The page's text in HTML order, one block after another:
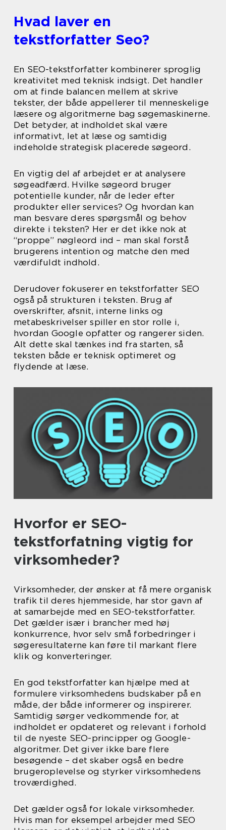
Hvad laver en
tekstforfatter Seo?
En SEO-tekstforfatter kombinerer sproglig
kreativitet med teknisk indsigt. Det handler
om at finde balancen mellem at skrive
tekster, der både appellerer til menneskelige
læsere og algoritmerne bag søgemaskinerne.
Det betyder, at indholdet skal være
informativt, let at læse og samtidig
indeholde strategisk placerede søgeord.
En vigtig del af arbejdet er at analysere
søgeadfærd. Hvilke søgeord bruger
potentielle kunder, når de leder efter
produkter eller services? Og hvordan kan
man besvare deres spørgsmål og behov
direkte i teksten? Her er det ikke nok at
“proppe” nøgleord ind – man skal forstå
brugerens intention og matche den med
værdifuldt indhold.
Derudover fokuserer en tekstforfatter SEO
også på strukturen i teksten. Brug af
overskrifter, afsnit, interne links og
metabeskrivelser spiller en stor rolle i,
hvordan Google opfatter og rangerer siden.
Alt dette skal tænkes ind fra starten, så
teksten både er teknisk optimeret og
flydende at læse.
Hvorfor er SEO-
tekstforfatning vigtig for
virksomheder?
Virksomheder, der ønsker at få mere organisk
trafik til deres hjemmeside, har stor gavn af
at samarbejde med en SEO-tekstforfatter.
Det gælder især i brancher med høj
konkurrence, hvor selv små forbedringer i
søgeresultaterne kan føre til markant flere
klik og konverteringer.
En god tekstforfatter kan hjælpe med at
formulere virksomhedens budskaber på en
måde, der både informerer og inspirerer.
Samtidig sørger vedkommende for, at
indholdet er opdateret og relevant i forhold
til de nyeste SEO-principper og Google-
algoritmer. Det giver ikke bare flere
besøgende – det skaber også en bedre
brugeroplevelse og styrker virksomhedens
troværdighed.
Det gælder også for lokale virksomheder.
Hvis man for eksempel arbejder med SEO